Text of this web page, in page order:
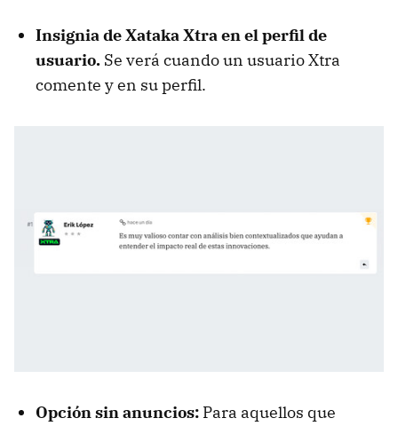
Insignia de Xataka Xtra en el perfil de
usuario. Se verá cuando un usuario Xtra
comente y en su perfil.
Opción sin anuncios: Para aquellos que